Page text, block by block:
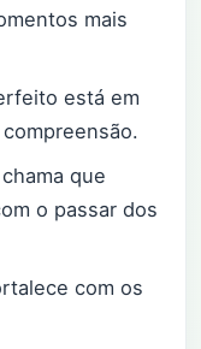
mais
está em
que
o passar dos
com os